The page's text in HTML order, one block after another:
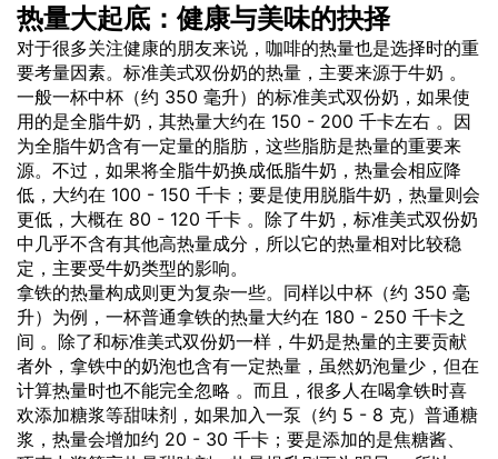
热量大起底：健康与美味的抉择
对于很多关注健康的朋友来说，咖啡的热量也是选择时的重
要考量因素。标准美式双份奶的热量，主要来源于牛奶 。
一般一杯中杯（约 350 毫升）的标准美式双份奶，如果使
用的是全脂牛奶，其热量大约在 150 - 200 千卡左右 。因
为全脂牛奶含有一定量的脂肪，这些脂肪是热量的重要来
源。不过，如果将全脂牛奶换成低脂牛奶，热量会相应降
低，大约在 100 - 150 千卡；要是使用脱脂牛奶，热量则会
更低，大概在 80 - 120 千卡 。除了牛奶，标准美式双份奶
中几乎不含有其他高热量成分，所以它的热量相对比较稳
定，主要受牛奶类型的影响。
拿铁的热量构成则更为复杂一些。同样以中杯（约 350 毫
升）为例，一杯普通拿铁的热量大约在 180 - 250 千卡之
间 。除了和标准美式双份奶一样，牛奶是热量的主要贡献
者外，拿铁中的奶泡也含有一定热量，虽然奶泡量少，但在
计算热量时也不能完全忽略 。而且，很多人在喝拿铁时喜
欢添加糖浆等甜味剂，如果加入一泵（约 5 - 8 克）普通糖
浆，热量会增加约 20 - 30 千卡；要是添加的是焦糖酱、